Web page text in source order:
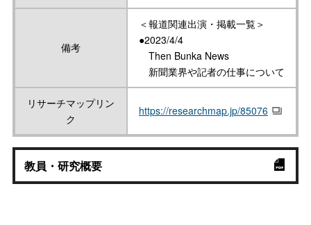
備考
＜報道関連出演・掲載一覧＞
●2023/4/4
Then Bunka News
新聞業界や記者の仕事について
リサーチマップリン
ク
https://researchmap.jp/85076
教員・研究概要